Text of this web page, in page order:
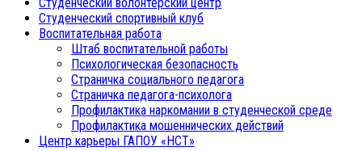
Студенческий спортивный клуб
Воспитательная работа
Штаб воспитательной работы
Психологическая безопасность
Страничка социального педагога
Страничка педагога-психолога
Профилактика наркомании в студенческой среде
Профилактика мошеннических действий
Центр карьеры ГАПОУ «НСТ»